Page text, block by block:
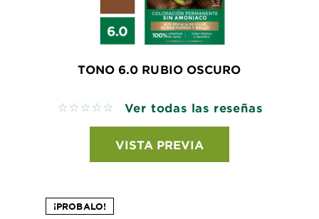
TONO 6.0 RUBIO OSCURO
No reviews Ver todas las reseñas
VISTA PREVIA
¡PROBALO!